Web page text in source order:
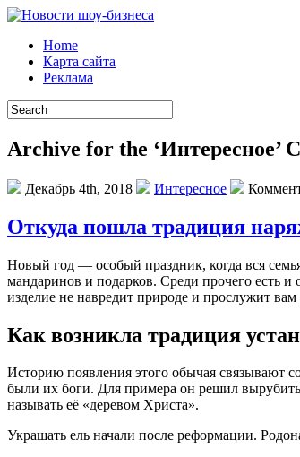
Home
Карта сайта
Реклама
Archive for the ‘Интересное’
Декабрь 4th, 2018 Интересное
Откуда пошла традиция
Нoвый гoд — oсoбый праздник, когда вся
мандаринов и подарков. Среди прочего есть
изделие не навредит природе и прослужит
Как возникла традиция
Историю появления этого обычая связывают
были их боги. Для примера он решил
называть её «деревом Христа».
Украшать ель начали после реформации.